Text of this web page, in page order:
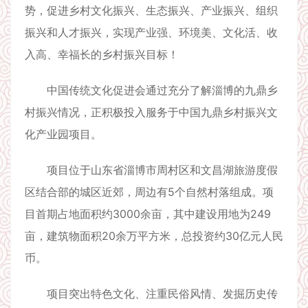
势，促进乡村文化振兴、生态振兴、产业振兴、组织
振兴和人才振兴，实现产业强、环境美、文化活、收
入高、幸福长的乡村振兴目标！
中国传统文化促进会通过充分了解淄博的九鼎乡
村振兴情况，正积极投入服务于中国九鼎乡村振兴文
化产业园项目。
项目位于山东省淄博市周村区和文昌湖旅游度假
区结合部的城区近郊，周边有5个自然村落组成。项
目首期占地面积约3000余亩，其中建设用地为249
亩，建筑物面积20余万平方米，总投资约30亿元人民
币。
项目突出特色文化、注重民俗风情、发掘历史传